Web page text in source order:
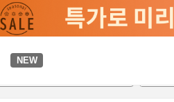
NEW
편의 시설/서비스